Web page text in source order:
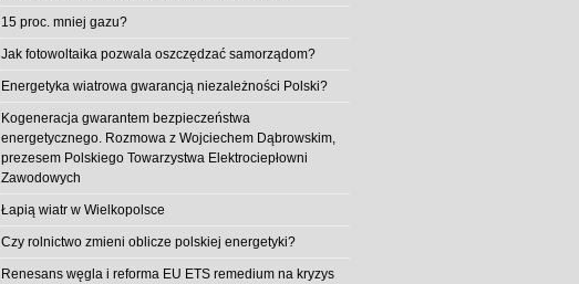
15 proc. mniej gazu?
Jak fotowoltaika pozwala oszczędzać samorządom?
Energetyka wiatrowa gwarancją niezależności Polski?
Kogeneracja gwarantem bezpieczeństwa
energetycznego. Rozmowa z Wojciechem Dąbrowskim,
prezesem Polskiego Towarzystwa Elektrociepłowni
Zawodowych
Łapią wiatr w Wielkopolsce
Czy rolnictwo zmieni oblicze polskiej energetyki?
Renesans węgla i reforma EU ETS remedium na kryzys